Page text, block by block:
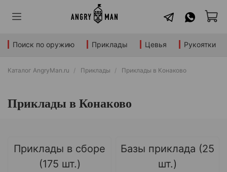
Поиск по оружию Приклады Цевья Рукоятки
Каталог AngryMan.ru Приклады Приклады в Конаково
Приклады в Конаково
Приклады в сборе
(175 шт.)
Базы приклада (25
шт.)